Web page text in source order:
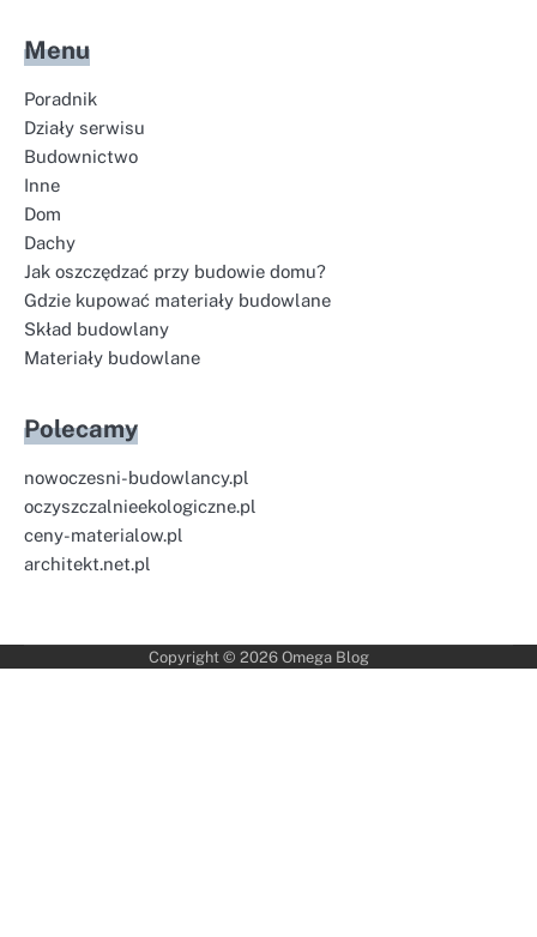
Menu
Poradnik
Działy serwisu
Budownictwo
Inne
Dom
Dachy
Jak oszczędzać przy budowie domu?
Gdzie kupować materiały budowlane
Skład budowlany
Materiały budowlane
Polecamy
nowoczesni-budowlancy.pl
oczyszczalnieekologiczne.pl
ceny-materialow.pl
architekt.net.pl
Copyright © 2026 Omega Blog